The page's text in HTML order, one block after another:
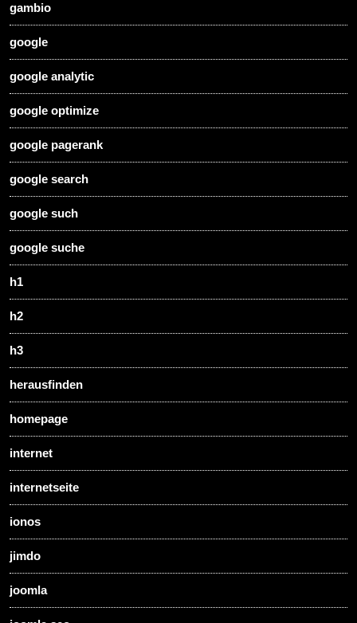
gambio
google
google analytic
google optimize
google pagerank
google search
google such
google suche
h1
h2
h3
herausfinden
homepage
internet
internetseite
ionos
jimdo
joomla